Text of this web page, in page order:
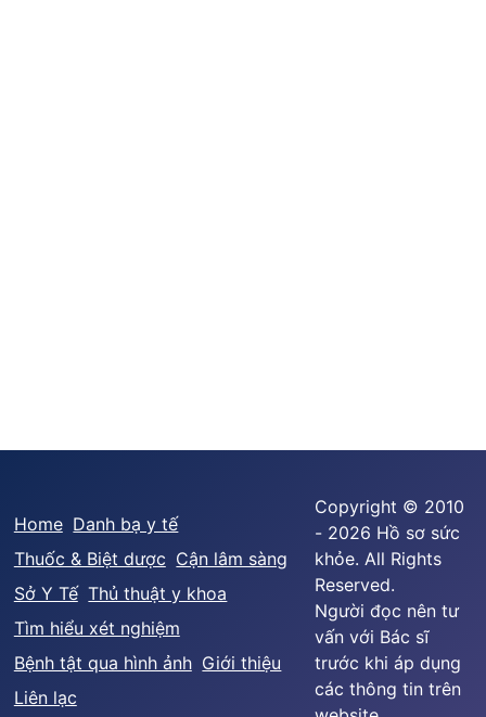
Home Danh bạ y tế
Thuốc & Biệt dược Cận lâm sàng
Sở Y Tế Thủ thuật y khoa
Tìm hiểu xét nghiệm
Bệnh tật qua hình ảnh Giới thiệu
Liên lạc
Copyright © 2010
- 2026 Hồ sơ sức
khỏe. All Rights
Reserved.
Người đọc nên tư
vấn với Bác sĩ
trước khi áp dụng
các thông tin trên